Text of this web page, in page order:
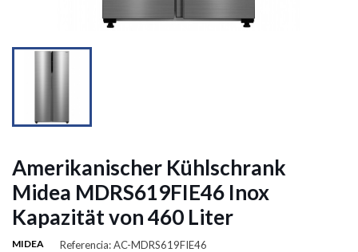
Amerikanischer Kühlschrank
Midea MDRS619FIE46 Inox
Kapazität von 460 Liter
MIDEA Referencia: AC-MDRS619FIE46